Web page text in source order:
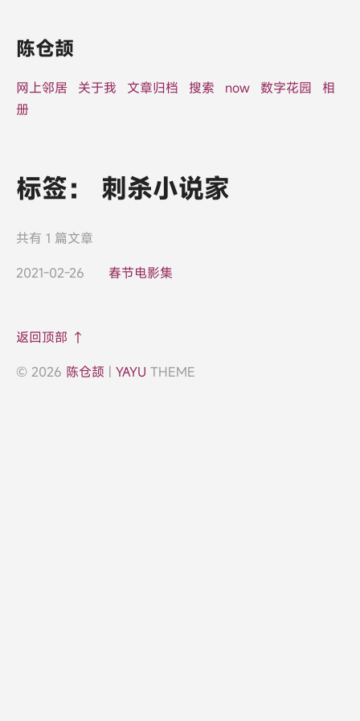
陈仓颉
网上邻居 关于我 文章归档 搜索 now 数字花园
相
册
标签： 刺杀小说家
共有 1 篇文章
2021-02-26
春节电影集
返回顶部 ↑
© 2026 陈仓颉 | YAYU THEME